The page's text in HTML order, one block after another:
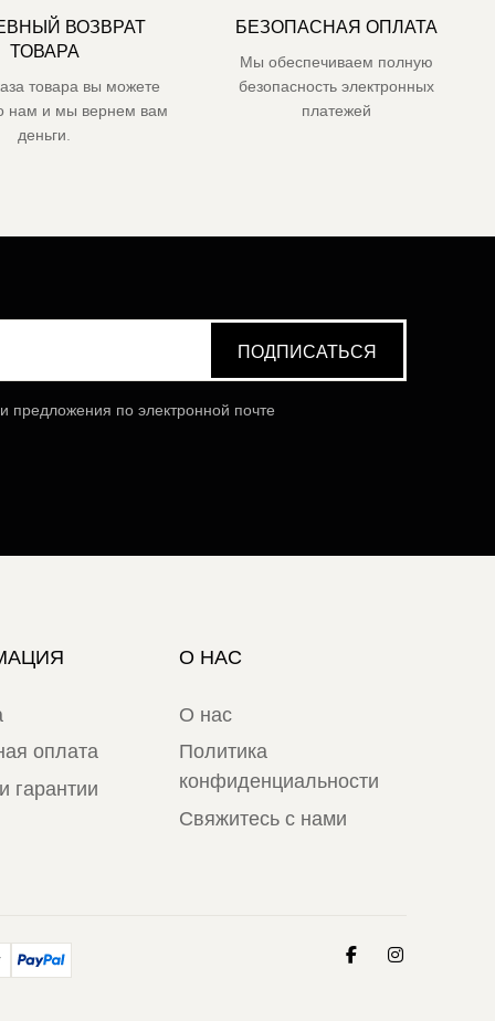
ВОЗВРАТ
ТОВАРА
товара вы можете
нам и мы вернем вам
деньги.
БЕЗОПАСНАЯ ОПЛАТА
Мы обеспечиваем полную
безопасность электронных
платежей
предложения по электронной почте
оплата
гарантии
О НАС
О нас
Политика
конфиденциальности
Свяжитесь с нами